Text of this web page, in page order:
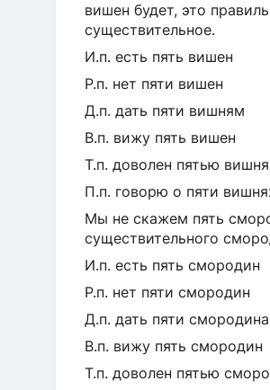
вишен будет, это
существительное.
И.п. есть пять вишен
Р.п. нет пяти вишен
Д.п. дать пяти вишням
В.п. вижу пять вишен
Т.п. доволен пятью
П.п. говорю о пяти
Мы не скажем пять
существительного
И.п. есть пять смородин
Р.п. нет пяти смородин
Д.п. дать пяти
В.п. вижу пять смородин
Т.п. доволен пятью